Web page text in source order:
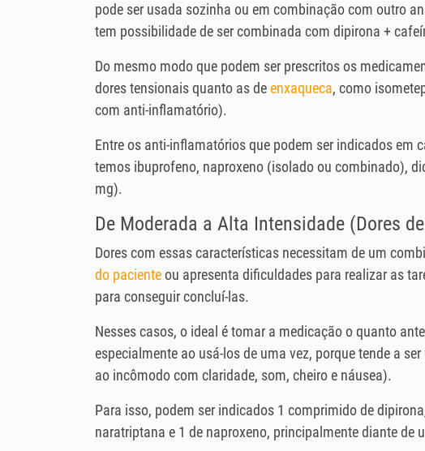
pode ser usada sozinha ou em combinação com outro
tem possibilidade de ser combinada com dipirona +
Do mesmo modo que podem ser prescritos os
dores tensionais quanto as deenxaqueca, como
com anti-inflamatório).
Entre os anti-inflamatórios que podem ser indicados em
temos ibuprofeno, naproxeno (isolado ou combinado),
mg).
De Moderada a Alta Intensidade (Dores
Dores com essas características necessitam de um
do pacienteou apresenta dificuldades para realizar as
para conseguir concluí-las.
Nesses casos, o ideal é tomar a medicação o quanto
especialmente ao usá-los de uma vez, porque tende a
ao incômodo com claridade, som, cheiro e náusea).
Para isso, podem ser indicados 1 comprimido de
naratriptana e 1 de naproxeno, principalmente diante de